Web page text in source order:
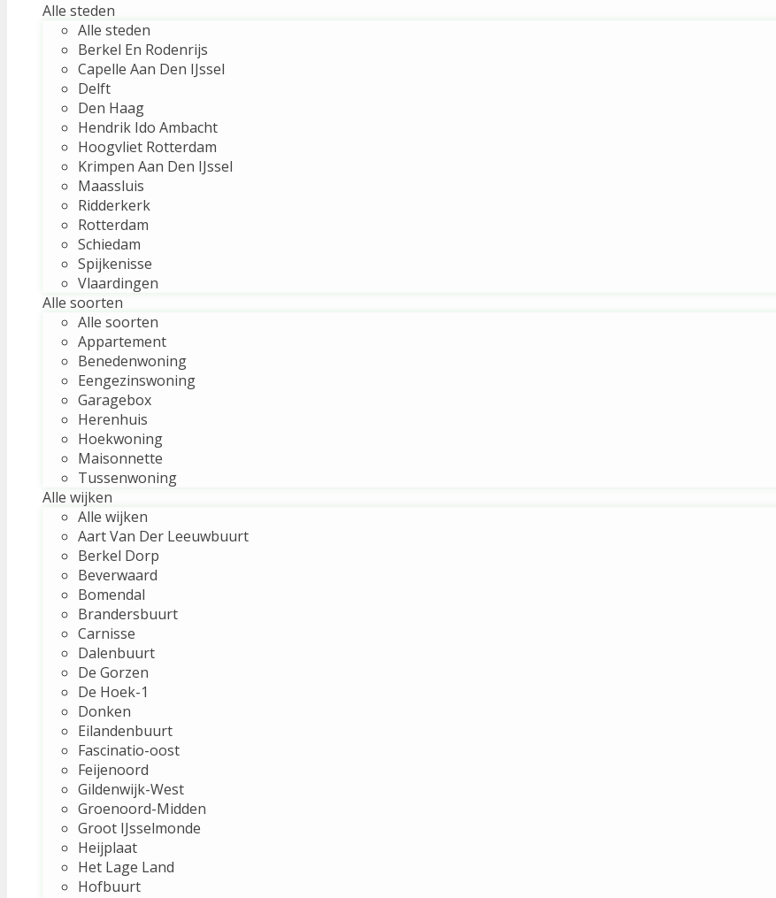
Alle steden
Alle steden
Berkel En Rodenrijs
Capelle Aan Den IJssel
Delft
Den Haag
Hendrik Ido Ambacht
Hoogvliet Rotterdam
Krimpen Aan Den IJssel
Maassluis
Ridderkerk
Rotterdam
Schiedam
Spijkenisse
Vlaardingen
Alle soorten
Alle soorten
Appartement
Benedenwoning
Eengezinswoning
Garagebox
Herenhuis
Hoekwoning
Maisonnette
Tussenwoning
Alle wijken
Alle wijken
Aart Van Der Leeuwbuurt
Berkel Dorp
Beverwaard
Bomendal
Brandersbuurt
Carnisse
Dalenbuurt
De Gorzen
De Hoek-1
Donken
Eilandenbuurt
Fascinatio-oost
Feijenoord
Gildenwijk-West
Groenoord-Midden
Groot IJsselmonde
Heijplaat
Het Lage Land
Hofbuurt